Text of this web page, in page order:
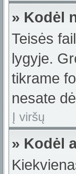
» Kodėl
Teisės
lygyje.
tikrame
nesate
Į viršų
» Kodėl